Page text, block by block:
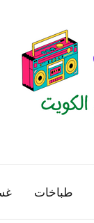
طباخات